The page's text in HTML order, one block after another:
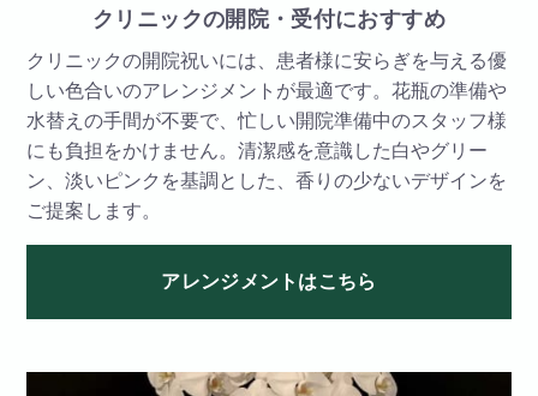
クリニックの開院・受付におすすめ
クリニックの開院祝いには、患者様に安らぎを与える優
しい色合いのアレンジメントが最適です。花瓶の準備や
水替えの手間が不要で、忙しい開院準備中のスタッフ様
にも負担をかけません。清潔感を意識した白やグリー
ン、淡いピンクを基調とした、香りの少ないデザインを
ご提案します。
アレンジメントはこちら